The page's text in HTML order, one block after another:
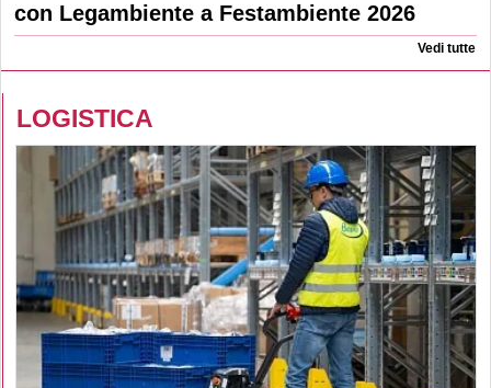
con Legambiente a Festambiente 2026
Vedi tutte
LOGISTICA